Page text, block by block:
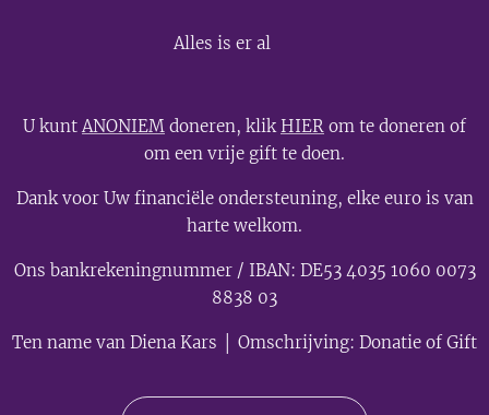
Alles is er al
U kuntANONIEM doneren, klikHIER om te doneren of
om een vrije gift te doen.
Dank voor Uw financiële ondersteuning, elke euro is van
harte welkom.
Ons bankrekeningnummer / IBAN: DE53 4035 1060 0073
8838 03
Ten name van Diena Kars │ Omschrijving: Donatie of Gift